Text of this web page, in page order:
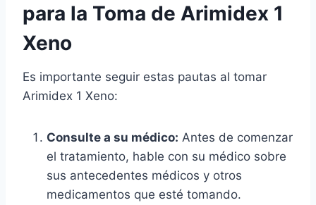
para la Toma de Arimidex 1
Xeno
Es importante seguir estas pautas al tomar
Arimidex 1 Xeno:
Consulte a su médico: Antes de comenzar
el tratamiento, hable con su médico sobre
sus antecedentes médicos y otros
medicamentos que esté tomando.